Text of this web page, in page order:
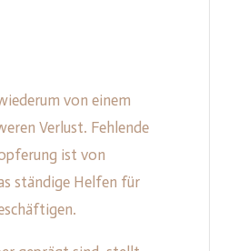
von einem
Verlust. Fehlende
ist von
ständige Helfen für